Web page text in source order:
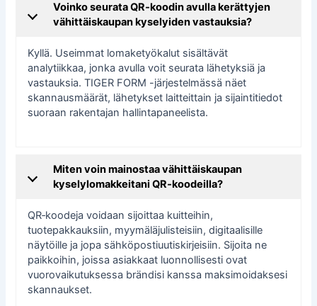
Voinko seurata QR‑koodin avulla kerättyjen
vähittäiskaupan kyselyiden vastauksia?
Kyllä. Useimmat lomaketyökalut sisältävät
analytiikkaa, jonka avulla voit seurata lähetyksiä ja
vastauksia. TIGER FORM -järjestelmässä näet
skannausmäärät, lähetykset laitteittain ja sijaintitiedot
suoraan rakentajan hallintapaneelista.
Miten voin mainostaa vähittäiskaupan
kyselylomakkeitani QR‑koodeilla?
QR‑koodeja voidaan sijoittaa kuitteihin,
tuotepakkauksiin, myymäläjulisteisiin, digitaalisille
näytöille ja jopa sähköpostiuutiskirjeisiin. Sijoita ne
paikkoihin, joissa asiakkaat luonnollisesti ovat
vuorovaikutuksessa brändisi kanssa maksimoidaksesi
skannaukset.